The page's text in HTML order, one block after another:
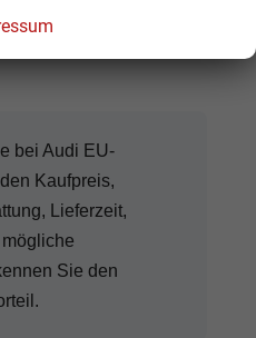
moderne
bei Audi EU-
Kaufpreis,
Lieferzeit,
Sie den